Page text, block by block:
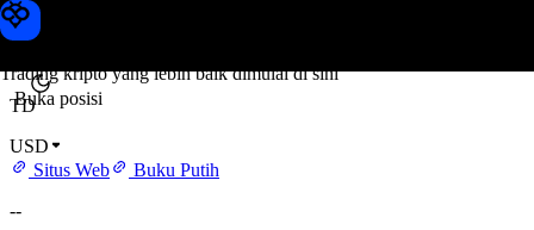
Trading kripto yang lebih baik dimulai di sini
Buka posisi
Harga Big Red
TD
USD
Situs Web
Buku Putih
--